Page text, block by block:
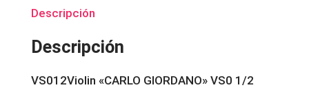
cantidad
Descripción
Descripción
VS012Violin «CARLO GIORDANO» VS0 1/2